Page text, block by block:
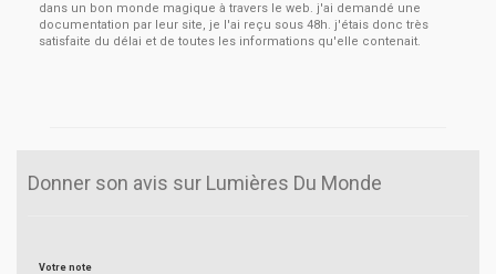
dans un bon monde magique à travers le web. j'ai demandé une
documentation par leur site, je l'ai reçu sous 48h. j'étais donc très
satisfaite du délai et de toutes les informations qu'elle contenait.
Donner son avis sur Lumières Du Monde
Votre note